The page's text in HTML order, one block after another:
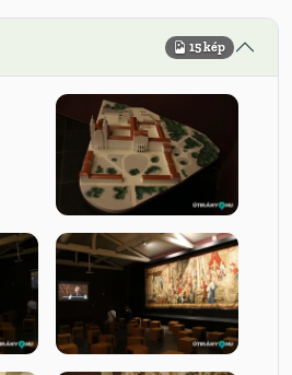
15 kép